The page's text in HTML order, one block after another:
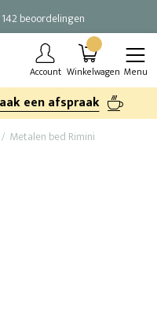
142 beoordelingen
Account Winkelwagen Menu
een afspraak
Metalen bed Rimini